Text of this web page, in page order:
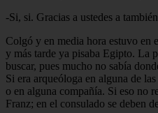
-Si, si. Gracias a ustedes a
Colgó y en media hora estuvo en
y más tarde ya pisaba Egipto. La
buscar, pues mucho no sabía
Si era arqueóloga en alguna de
o en alguna compañía. Si eso no
Franz; en el consulado se deben